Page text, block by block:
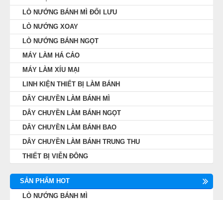
giúp se bột nhanh chóng, bột sau khi se
được đảm bảo độ chặt và chiều dài đều
nhau.
Se nhanh không có nghĩa là không chặt,
máy se bột mì Viễn Đông có núm điều chỉnh
độ chặt và độ dài của bánh khá tiện lợi. Tùy
từng loại bánh mà bạn có thể chỉnh cho hợp
lý.
LÒ NƯỚNG BÁNH MÌ ĐỐI LƯU
LÒ NƯỚNG XOAY
LÒ NƯỚNG BÁNH NGỌT
MÁY LÀM HÁ CẢO
MÁY LÀM XÍU MẠI
LINH KIỆN THIẾT BỊ LÀM BÁNH
DÂY CHUYỀN LÀM BÁNH MÌ
DÂY CHUYỀN LÀM BÁNH NGỌT
DÂY CHUYỀN LÀM BÁNH BAO
DÂY CHUYỀN LÀM BÁNH TRUNG THU
THIẾT BỊ VIỄN ĐÔNG
SẢN PHẨM HOT
LÒ NƯỚNG BÁNH MÌ